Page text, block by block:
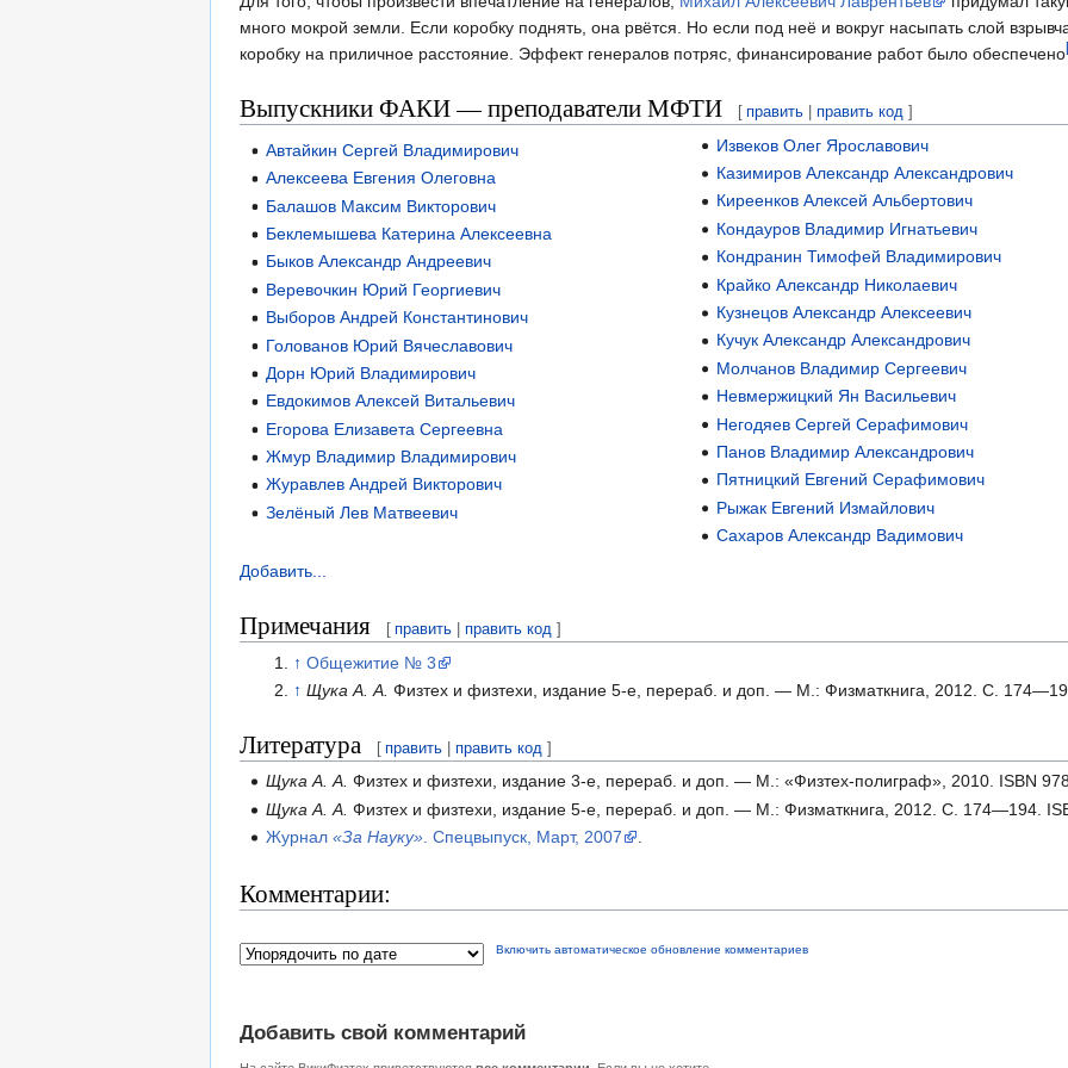
много мокрой земли. Если коробку поднять, она рвётся. Но если под неё и вокруг насыпать слой
коробку на приличное расстояние. Эффект генералов потряс, финансирование работ было обеспечено
Выпускники ФАКИ — преподаватели МФТИ [ править |править код ]
Автайкин Сергей Владимирович
Алексеева Евгения Олеговна
Балашов Максим Викторович
Беклемышева Катерина Алексеевна
Быков Александр Андреевич
Веревочкин Юрий Георгиевич
Выборов Андрей Константинович
Голованов Юрий Вячеславович
Дорн Юрий Владимирович
Евдокимов Алексей Витальевич
Егорова Елизавета Сергеевна
Жмур Владимир Владимирович
Журавлев Андрей Викторович
Зелёный Лев Матвеевич
Извеков Олег Ярославович
Казимиров Александр Александрович
Киреенков Алексей Альбертович
Кондауров Владимир Игнатьевич
Кондранин Тимофей Владимирович
Крайко Александр Николаевич
Кузнецов Александр Алексеевич
Кучук Александр Александрович
Молчанов Владимир Сергеевич
Невмержицкий Ян Васильевич
Негодяев Сергей Серафимович
Панов Владимир Александрович
Пятницкий Евгений Серафимович
Рыжак Евгений Измайлович
Сахаров Александр Вадимович
Добавить...
Примечания [ править |править код ]
↑ Общежитие № 3
↑ Щука А. А. Физтех и физтехи, издание 5-е, перераб. и доп. — М.: Физматкнига, 2012. С.
Литература [ править |править код ]
Щука А. А. Физтех и физтехи, издание 3-е, перераб. и доп. — М.: «Физтех-полиграф», 2010. ISBN
Щука А. А. Физтех и физтехи, издание 5-е, перераб. и доп. — М.: Физматкнига, 2012. С. 174—194.
Журнал«За Науку» . Спецвыпуск, Март, 2007
Комментарии:
Включить автоматическое обновление комментариев
Добавить свой комментарий